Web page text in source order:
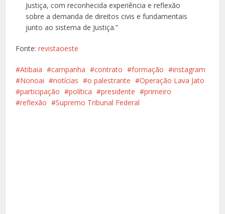
Justiça, com reconhecida experiência e reflexão
sobre a demanda de direitos civis e fundamentais
junto ao sistema de Justiça.”
Fonte:revistaoeste
Atibaia campanha contrato formação
instagram
Nonoai
notícias o palestrante
Operação Lava Jato
participação
política presidente
primeiro
reflexão
Supremo Tribunal Federal